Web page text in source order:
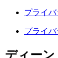
プライ
プライ
ディー